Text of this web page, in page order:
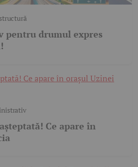
pentru drumul expres
Ce apare în